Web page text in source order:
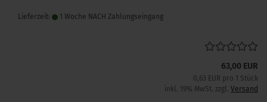
Lieferzeit: 1 Woche NACH Zahlungseingang
63,00 EUR
0,63 EUR pro 1 Stück
inkl. 19% MwSt. zzgl. Versand